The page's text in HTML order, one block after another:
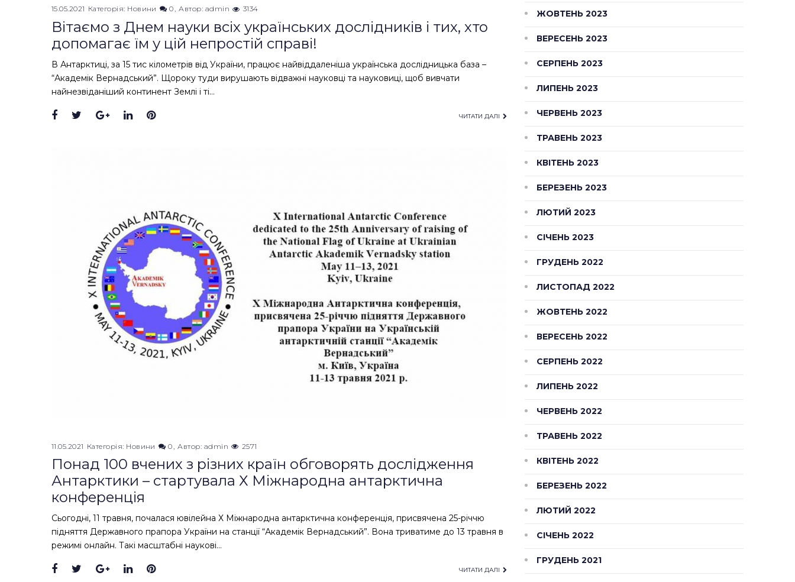
15.05.2021 Категорія: Новини 0 Автор: admin 3134
Вітаємо з Днем науки всіх українських дослідників і тих, хто
допомагає їм у цій непростій справі!
В Антарктиці, за 15 тис кілометрів від України, працює найвіддаленіша українська дослідницька база –
“Академік Вернадський”. Щороку туди вирушають відважні науковці та науковиці, щоб вивчати
найнезвіданіший континент Землі і ті…
Facebook
TwitterGoogle+
LinkedInPinterest ЧИТАТИ ДАЛІ
11.05.2021 Категорія: Новини 0 Автор: admin 2571
Понад 100 вчених з різних країн обговорять дослідження
Антарктики – стартувала Х Міжнародна антарктична
конференція
Сьогодні, 11 травня, почалася ювілейна Х Міжнародна антарктична конференція, присвячена 25-річчю
підняття Державного прапора України на станції “Академік Вернадський”. Вона триватиме до 13 травня в
режимі онлайн. Такі масштабні наукові…
Facebook
TwitterGoogle+
LinkedInPinterest ЧИТАТИ ДАЛІ
ЖОВТЕНЬ 2023
ВЕРЕСЕНЬ 2023
СЕРПЕНЬ 2023
ЛИПЕНЬ 2023
ЧЕРВЕНЬ 2023
ТРАВЕНЬ 2023
КВІТЕНЬ 2023
БЕРЕЗЕНЬ 2023
ЛЮТИЙ 2023
СІЧЕНЬ 2023
ГРУДЕНЬ 2022
ЛИСТОПАД 2022
ЖОВТЕНЬ 2022
ВЕРЕСЕНЬ 2022
СЕРПЕНЬ 2022
ЛИПЕНЬ 2022
ЧЕРВЕНЬ 2022
ТРАВЕНЬ 2022
КВІТЕНЬ 2022
БЕРЕЗЕНЬ 2022
ЛЮТИЙ 2022
СІЧЕНЬ 2022
ГРУДЕНЬ 2021